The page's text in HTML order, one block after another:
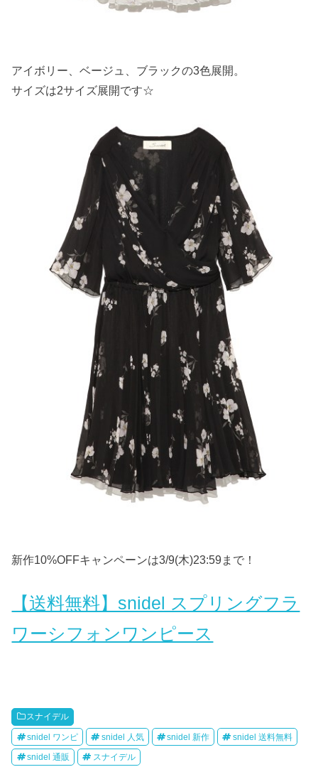
アイボリー、ベージュ、ブラックの3色展開。
サイズは2サイズ展開です☆
新作10%OFFキャンペーンは3/9(木)23:59まで！
【送料無料】snidel スプリングフラ
ワーシフォンワンピース
スナイデル
snidel ワンピ snidel 人気 snidel 新作 snidel 送料無料
snidel 通販 スナイデル